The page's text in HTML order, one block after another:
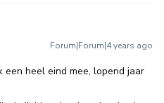
Forum|Forum|4 years ago
een heel eind mee, lopend jaar